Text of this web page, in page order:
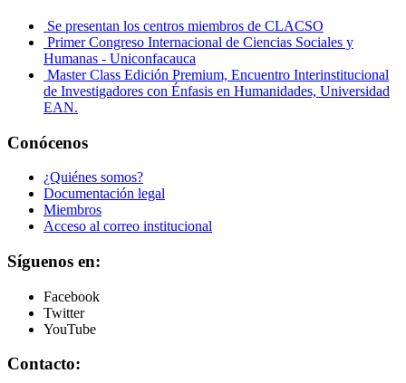
Se presentan los centros miembros de CLACSO
Primer Congreso Internacional de Ciencias Sociales y
Humanas - Uniconfacauca
Master Class Edición Premium, Encuentro Interinstitucional
de Investigadores con Énfasis en Humanidades, Universidad
EAN.
Conócenos
¿Quiénes somos?
Documentación legal
Miembros
Acceso al correo institucional
Síguenos en:
Facebook
Twitter
YouTube
Contacto: